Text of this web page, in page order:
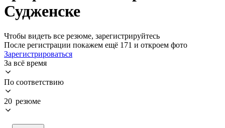
Судженске
Чтобы видеть все резюме, зарегистрируйтесь
После регистрации покажем ещё 171 и откроем фото
Зарегистрироваться
За всё время
По соответствию
20 резюме